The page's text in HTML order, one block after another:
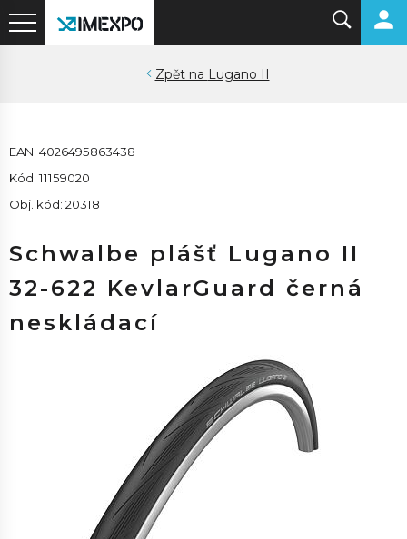
Lugano II
EAN: 4026495863438
Kód: 11159020
Obj. kód: 20318
Schwalbe plášť Lugano II
32-622 KevlarGuard černá
neskládací